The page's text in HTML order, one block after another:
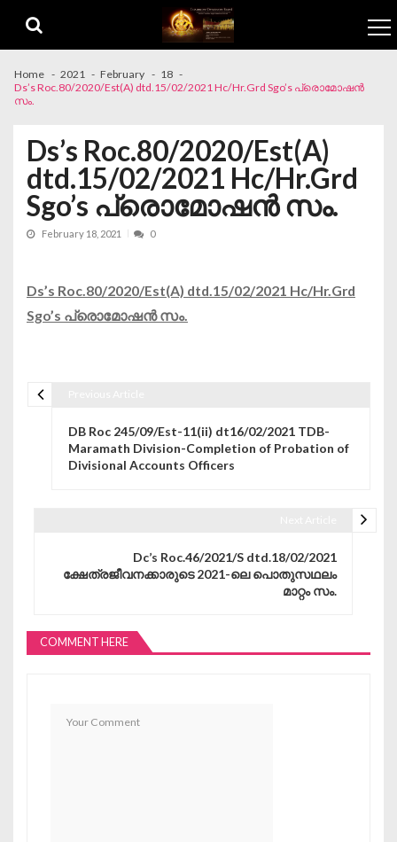
Home 2021 February
18
Ds’s Roc.80/2020/Est(A) dtd.15/02/2021 Hc/Hr.Grd Sgo’s പ്രൊമോഷൻ
സം.
Ds’s Roc.80/2020/Est(A)
dtd.15/02/2021 Hc/Hr.Grd
Sgo’s പ്രൊമോഷൻ സം.
February 18, 2021 0
Ds’s Roc.80/2020/Est(A) dtd.15/02/2021 Hc/Hr.Grd
Sgo’s പ്രൊമോഷൻ സം.
DB Roc 245/09/Est-11(ii) dt16/02/2021 TDB-
Maramath Division-Completion of Probation of
Divisional Accounts Officers
Dc’s Roc.46/2021/S dtd.18/02/2021
ക്ഷേത്രജീവനക്കാരുടെ 2021-ലെ പൊതുസഥലം
മാറ്റം സം.
COMMENT HERE